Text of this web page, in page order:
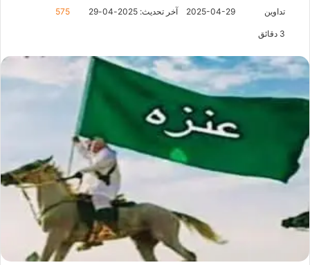
تداوين 2025-04-29 آخر تحديث: 2025-04-29 575